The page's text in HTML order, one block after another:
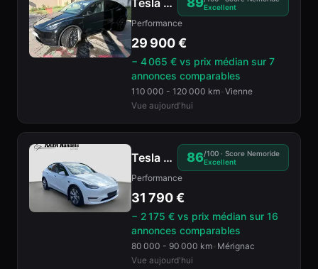
Tesla
Model Y 2023
Excellent
Performance
29 900€
− 4 065 € vs prix médian sur 7
annonces comparables
110 000 - 120 000 km Vienne
Vue aujourd'hui
Tesla
Model Y 2021
86/100 · Score Nemoride
Excellent
Performance
31 790€
− 2 175 € vs prix médian sur 16
annonces comparables
80 000 - 90 000 km Mérignac
Vue aujourd'hui